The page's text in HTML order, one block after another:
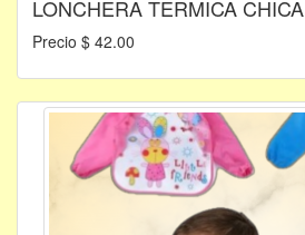
LONCHERA TERMICA CHICA
Precio $ 42.00